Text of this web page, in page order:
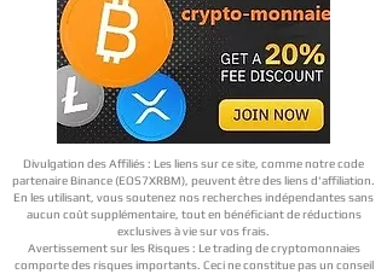
Divulgation des Affiliés : Les liens sur ce site, comme notre code
partenaire Binance (EOS7XRBM), peuvent être des liens d'affiliation.
En les utilisant, vous soutenez nos recherches indépendantes sans
aucun coût supplémentaire, tout en bénéficiant de réductions
exclusives à vie sur vos frais.
Avertissement sur les Risques : Le trading de cryptomonnaies
comporte des risques importants. Ceci ne constitue pas un conseil